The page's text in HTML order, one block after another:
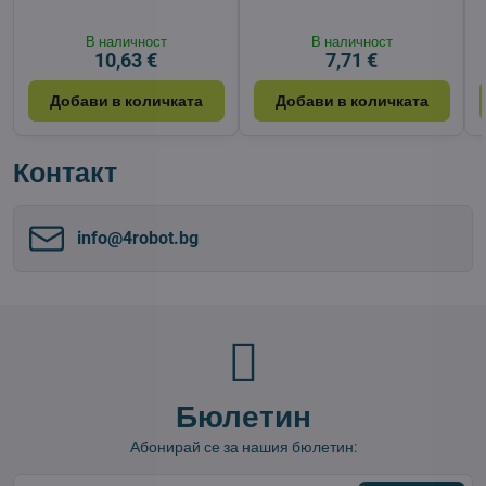
В наличност
10,63 €
Добави в количката
В наличност
7,71 €
Добави в количката
Контакт
info​@4robot​.bg
Бюлетин
Абонирай се за нашия бюлетин: